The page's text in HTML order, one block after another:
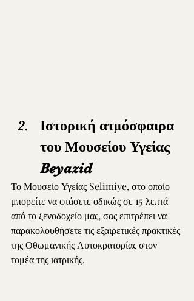
Ιστορική ατμόσφαιρα
του Μουσείου Υγείας
Beyazid
Το Μουσείο Υγείας Selimiye, στο οποίο
μπορείτε να φτάσετε οδικώς σε 15 λεπτά
από το ξενοδοχείο μας, σας επιτρέπει να
παρακολουθήσετε τις εξαιρετικές πρακτικές
της Οθωμανικής Αυτοκρατορίας στον
τομέα της ιατρικής.